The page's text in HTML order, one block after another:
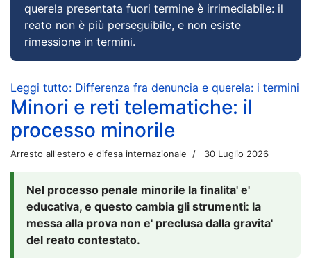
querela presentata fuori termine è irrimediabile: il
reato non è più perseguibile, e non esiste
rimessione in termini.
Leggi tutto: Differenza fra denuncia e querela: i termini
Minori e reti telematiche: il
processo minorile
Arresto all'estero e difesa internazionale 30 Luglio 2026
Nel processo penale minorile la finalita' e'
educativa, e questo cambia gli strumenti: la
messa alla prova non e' preclusa dalla gravita'
del reato contestato.